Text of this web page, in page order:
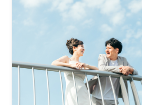
丁寧なレタッチで思い出を美しく仕上
撮影後は、独自の編集技術で写真の明る
整。自然な雰囲気を残しつつも、おしゃ
に。きっと「こんな写真を撮ってほしか
出会えます。まずは、ラブグラフの撮影事